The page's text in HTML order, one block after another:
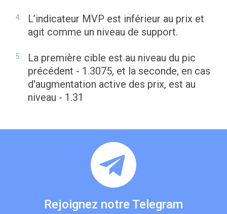
L’indicateur MVP est inférieur au prix et
agit comme un niveau de support.
La première cible est au niveau du pic
précédent - 1.3075, et la seconde, en cas
d'augmentation active des prix, est au
niveau - 1.31
Rejoignez notre Telegram